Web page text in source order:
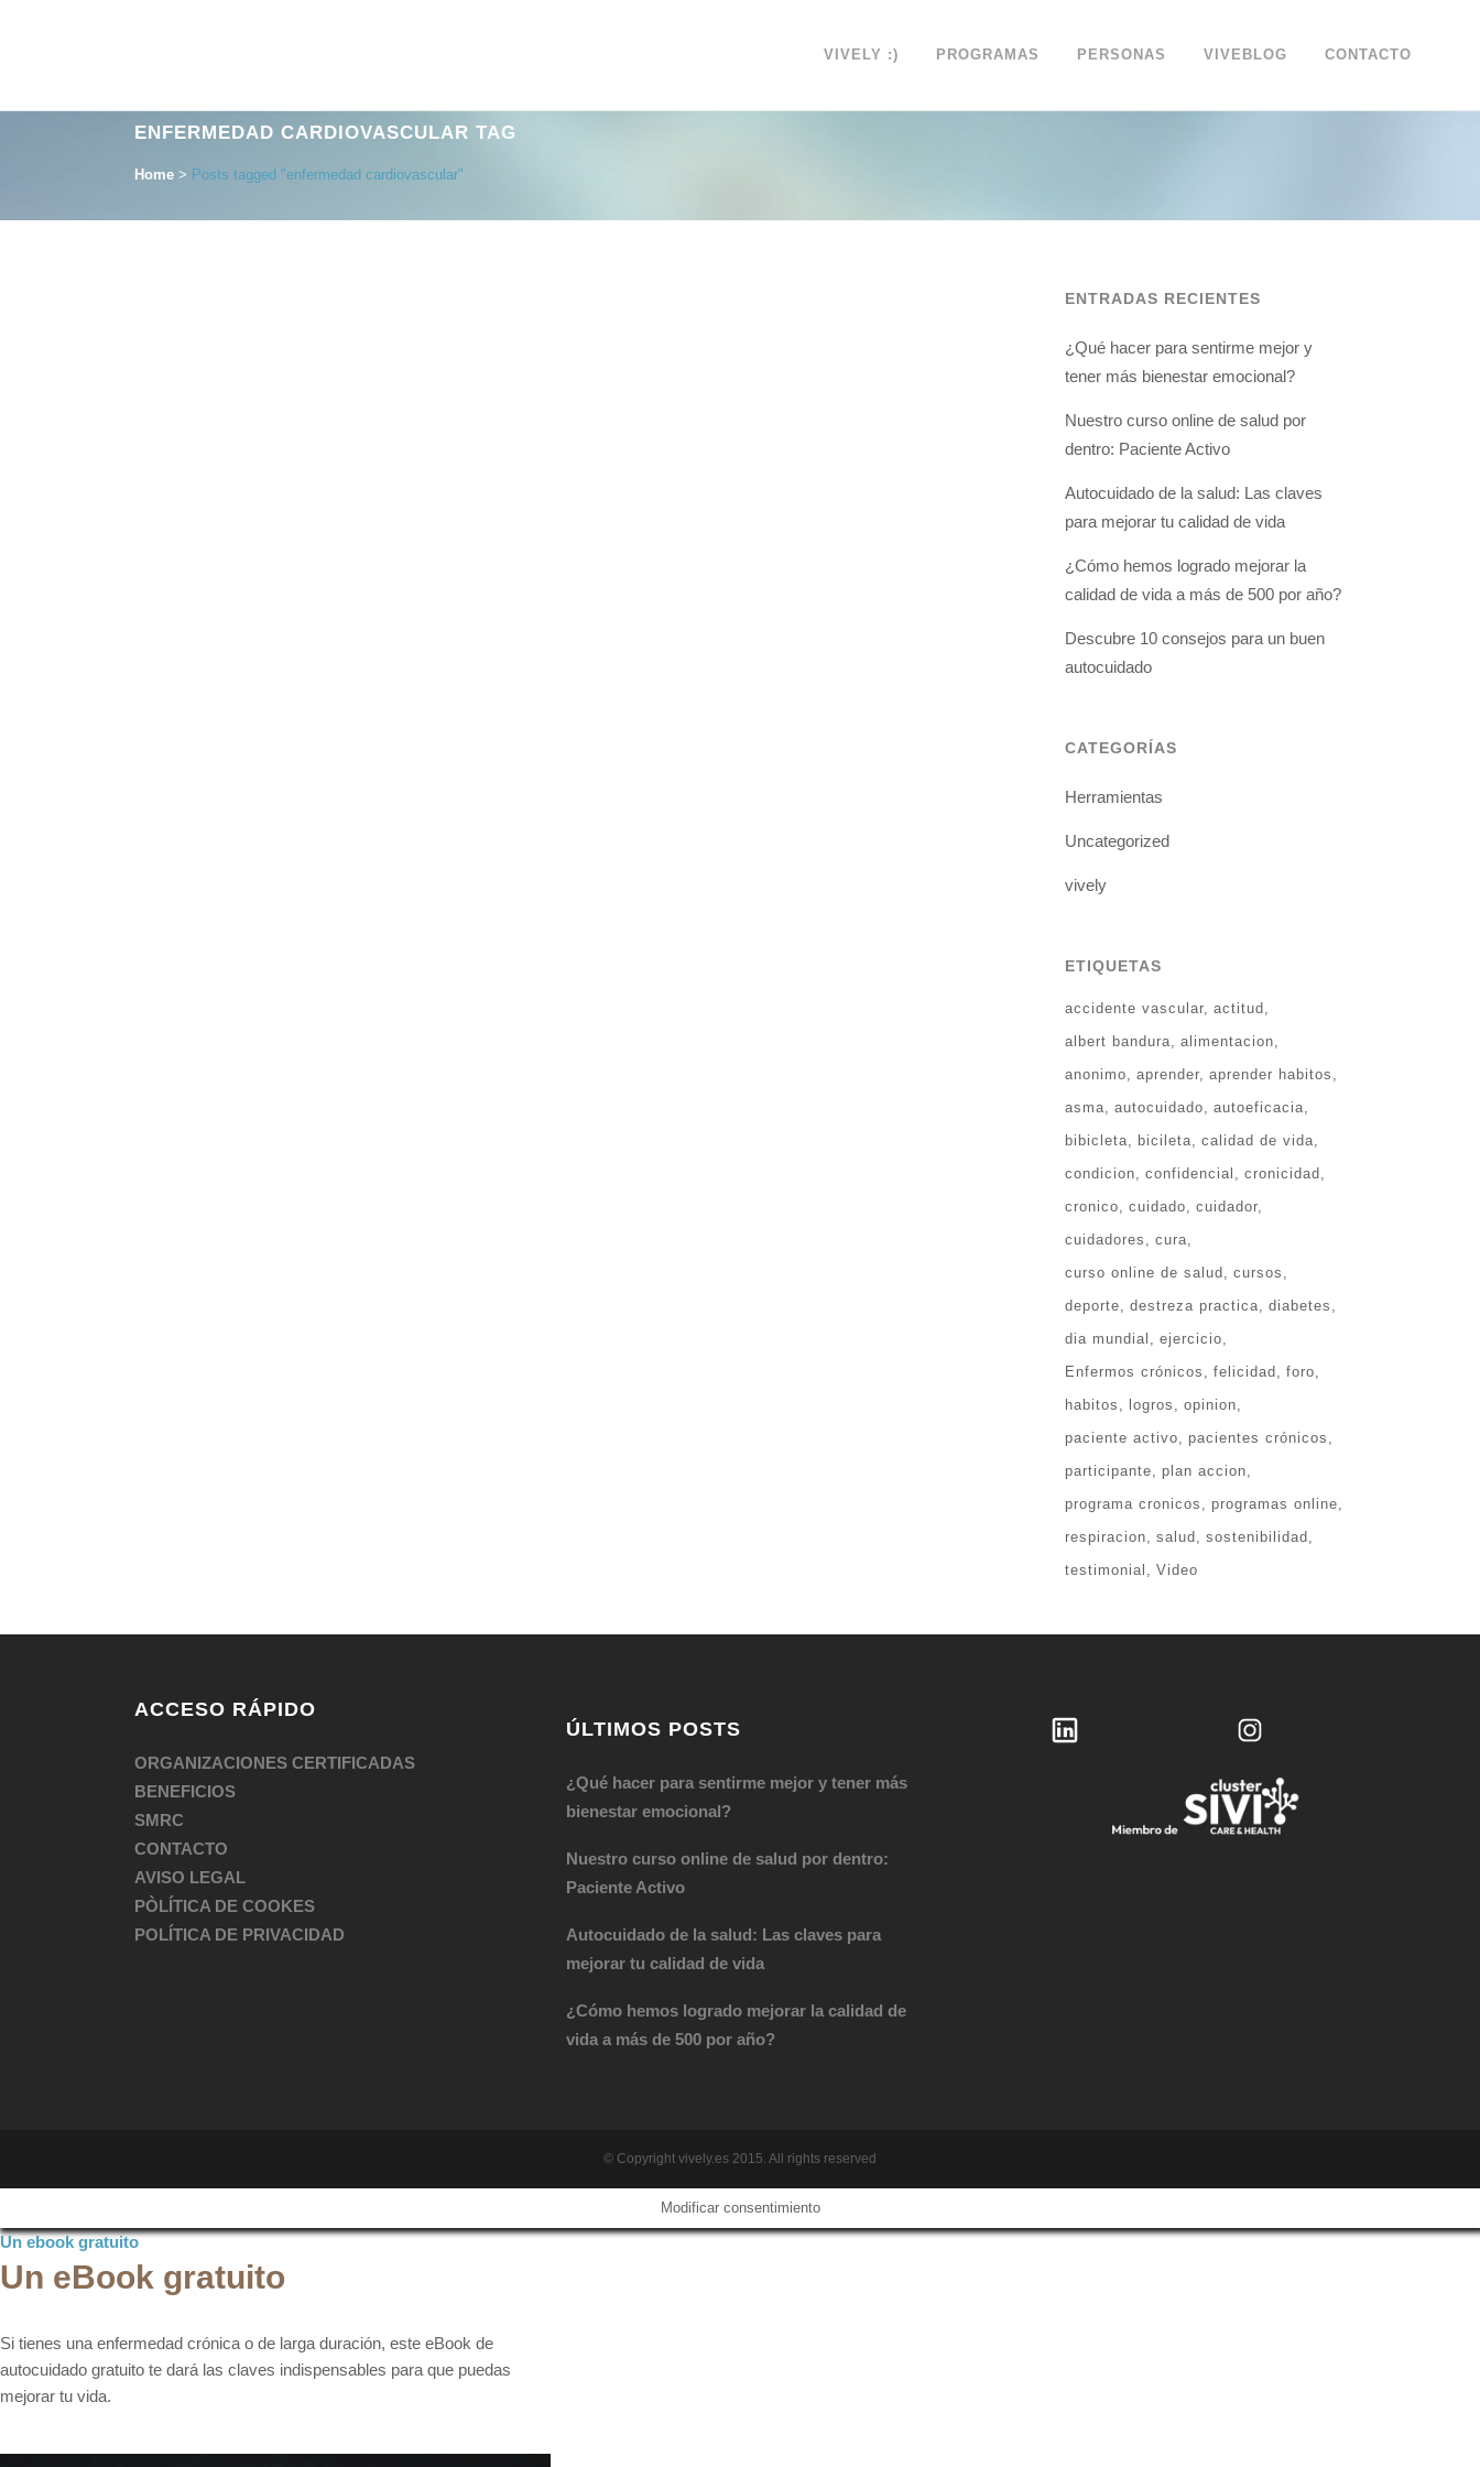
VIVELY :) PROGRAMAS PERSONAS VIVEBLOG CONTACTO
ENFERMEDAD CARDIOVASCULAR TAG
Home > Posts tagged "enfermedad cardiovascular"
ENTRADAS RECIENTES
¿Qué hacer para sentirme mejor y
tener más bienestar emocional?
Nuestro curso online de salud por
dentro: Paciente Activo
Autocuidado de la salud: Las claves
para mejorar tu calidad de vida
¿Cómo hemos logrado mejorar la
calidad de vida a más de 500 por año?
Descubre 10 consejos para un buen
autocuidado
CATEGORÍAS
Herramientas
Uncategorized
vively
ETIQUETAS
accidente vascular actitud
albert bandura alimentacion
anonimo
aprender aprender habitos
asma autocuidado
autoeficacia
bibicleta
bicileta calidad de vida
condicion
confidencial
cronicidad
cronico
cuidado
cuidador
cuidadores
cura
curso online de salud
cursos
deporte
destreza practica diabetes
dia mundial
ejercicio
Enfermos crónicos
felicidad
foro
habitos
logros
opinion
paciente activo
pacientes crónicos
participante
plan accion
programa cronicos
programas online
respiracion
salud
sostenibilidad
testimonial
Video
ACCESO RÁPIDO
ORGANIZACIONES CERTIFICADAS
BENEFICIOS
SMRC
CONTACTO
AVISO LEGAL
PÒLÍTICA DE COOKES
POLÍTICA DE PRIVACIDAD
ÚLTIMOS POSTS
¿Qué hacer para sentirme mejor y tener más
bienestar emocional?
Nuestro curso online de salud por dentro:
Paciente Activo
Autocuidado de la salud: Las claves para
mejorar tu calidad de vida
¿Cómo hemos logrado mejorar la calidad de
vida a más de 500 por año?
© Copyright vively.es 2015. All rights reserved
Modificar consentimiento
Un ebook gratuito
Un eBook gratuito
Si tienes una enfermedad crónica o de larga duración, este eBook de
autocuidado gratuito te dará las claves indispensables para que puedas
mejorar tu vida.